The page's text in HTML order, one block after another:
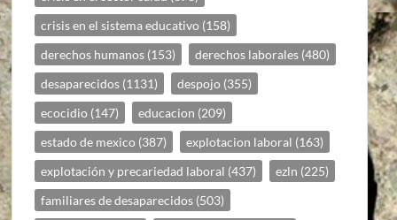
crisis en el sistema educativo (158)
derechos humanos (153) derechos laborales (480)
desaparecidos (1131) despojo (355)
ecocidio (147) educacion (209)
estado de mexico (387) explotacion laboral (163)
explotación y precariedad laboral (437) ezln (225)
familiares de desaparecidos (503)